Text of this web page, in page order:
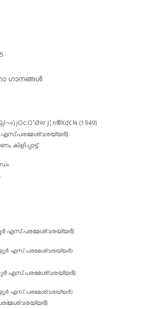
ഗാനങ്ങള്‍
jOc:O¹Ø¤r J¦n®Xd¢¾ (1949)
കിളിപ്പാട്ട്‌
എസ്.പരമേശ്വരയ്യര്‍)
എസ്.പരമേശ്വരയ്യര്‍)
എസ്.പരമേശ്വരയ്യര്‍)
എസ്.പരമേശ്വരയ്യര്‍)